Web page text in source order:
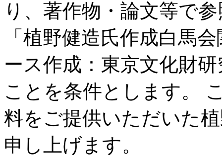
り、著作物・論文等で
「植野健造氏作成白馬
ース作成：東京文化財
ことを条件とします。
料をご提供いただいた
申し上げます。